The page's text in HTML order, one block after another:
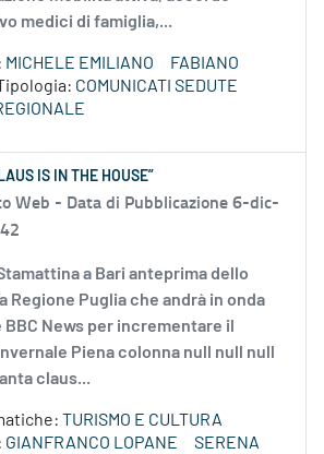
medici di famiglia,...
MICHELE EMILIANO
FABIANO
COMUNICATI SEDUTE
IS IN THE HOUSE”
Web - Data di Pubblicazione 6-dic-
a Bari anteprima dello
Regione Puglia che andrà in onda
BBC News per incrementare il
Piena colonna null null null
claus...
TURISMO E CULTURA
GIANFRANCO LOPANE
SERENA